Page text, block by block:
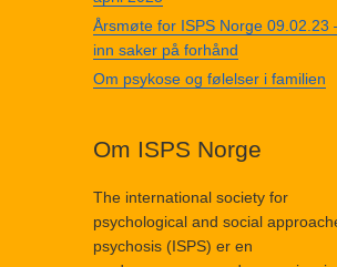
Årsmøte for ISPS Norge 09.02.23
inn saker på forhånd
Om psykose og følelser i familien
Om ISPS Norge
The international society for
psychological and social
psychosis (ISPS) er en